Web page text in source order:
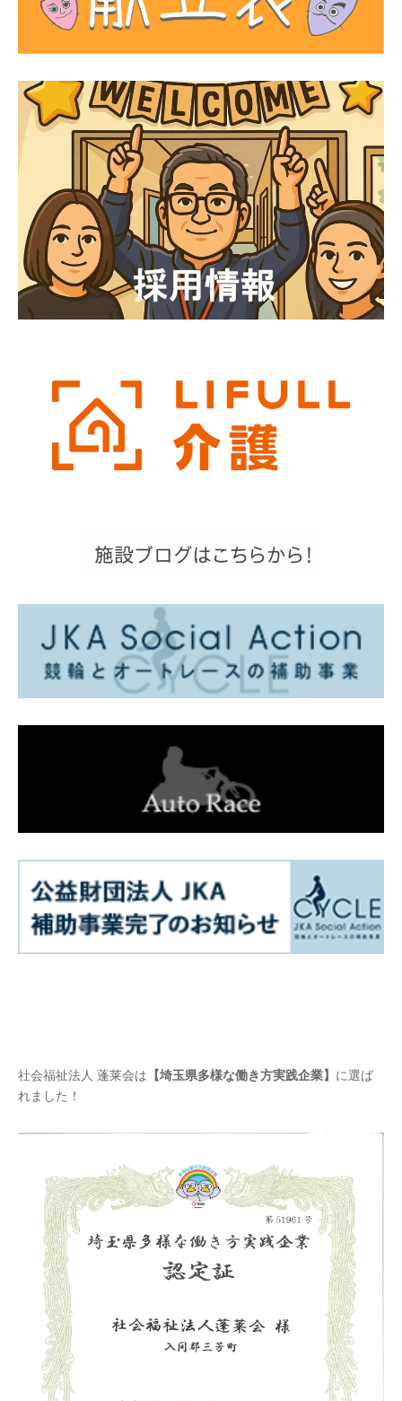
社会福祉法人 蓬莱会は 【埼玉県多様な働き方実践企業】 に選ば
れました！